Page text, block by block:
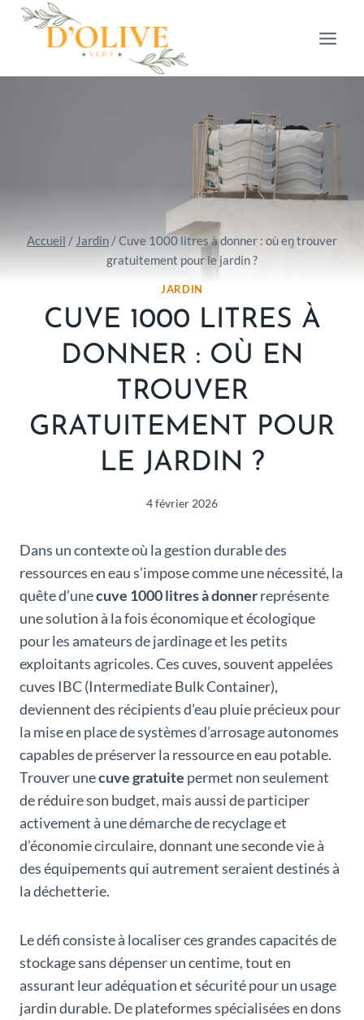
Aller
Accueil / Jardin /Cuve 1000 litres à donner : où en trouver
gratuitement pour le jardin ?
JARDIN
CUVE 1000 LITRES À
DONNER : OÙ EN
TROUVER
GRATUITEMENT POUR
LE JARDIN ?
4 février 2026
Dans un contexte où la gestion durable des
ressources en eau s’impose comme une nécessité, la
quête d’unecuve 1000 litres à donnerreprésente
une solution à la fois économique et écologique
pour les amateurs de jardinage et les petits
exploitants agricoles. Ces cuves, souvent appelées
cuves IBC (Intermediate Bulk Container),
deviennent des récipients d’eau pluie précieux pour
la mise en place de systèmes d’arrosage autonomes
capables de préserver la ressource en eau potable.
Trouver unecuve gratuite permet non seulement
de réduire son budget, mais aussi de participer
activement à une démarche de recyclage et
d’économie circulaire, donnant une seconde vie à
des équipements qui autrement seraient destinés à
la déchetterie.
Le défi consiste à localiser ces grandes capacités de
stockage sans dépenser un centime, tout en
assurant leur adéquation et sécurité pour un usage
jardin durable. De plateformes spécialisées en dons